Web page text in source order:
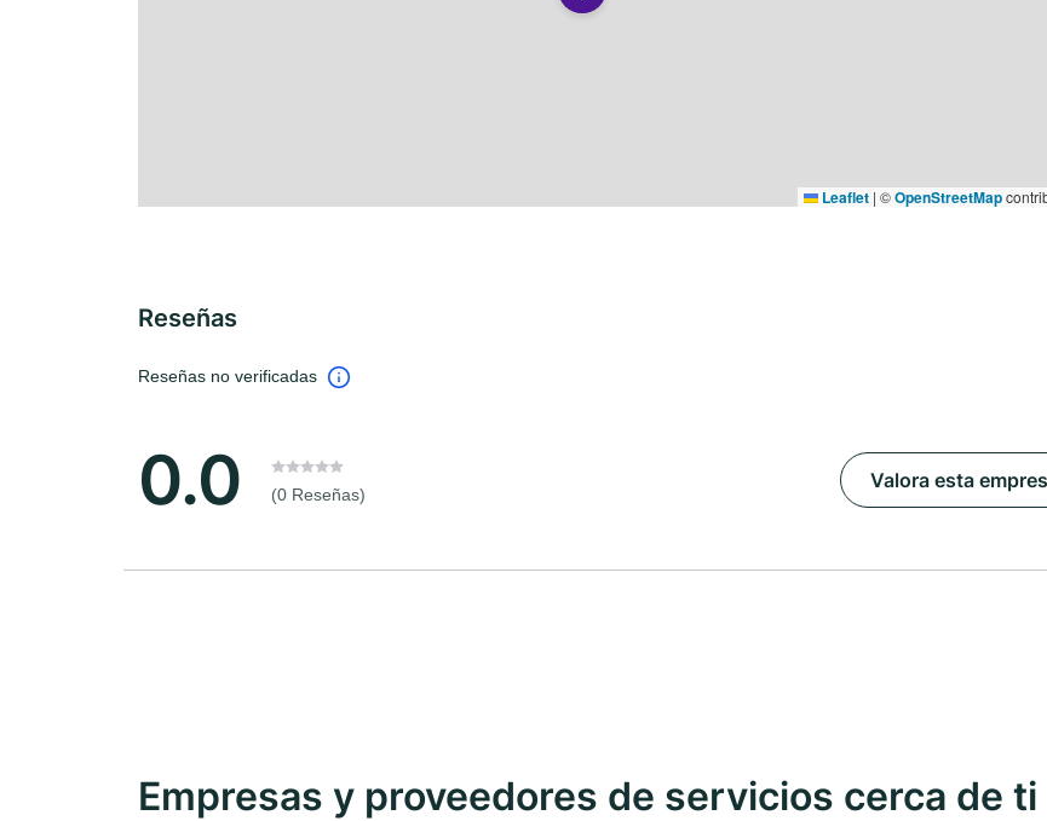
Leaflet | ©OpenStreetMap
Reseñas
Reseñas no verificadas
0.0 (0 Reseñas)
Valora esta
Empresas y proveedores de servicios cerca de ti